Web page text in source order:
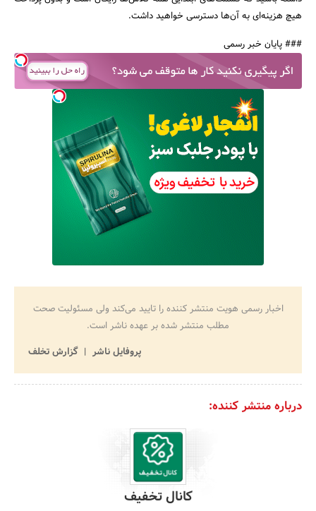
هیچ هزینه‌ای به آن‌ها دسترسی خواهید داشت.
### پایان خبر رسمی
اخبار رسمی هویت منتشر کننده را تایید می‌کند ولی مسئولیت صحت
مطلب منتشر شده بر عهده ناشر است.
پروفایل ناشر
گزارش تخلف
درباره منتشر کننده:
کانال تخفیف